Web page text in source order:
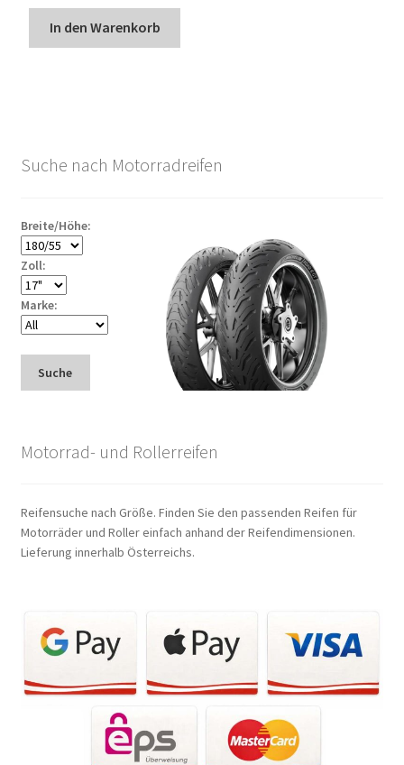
In den Warenkorb
Suche nach Motorradreifen
Breite/Höhe:
Zoll:
Marke:
Suche
Motorrad- und Rollerreifen
Reifensuche nach Größe. Finden Sie den passenden Reifen für
Motorräder und Roller einfach anhand der Reifendimensionen.
Lieferung innerhalb Österreichs.